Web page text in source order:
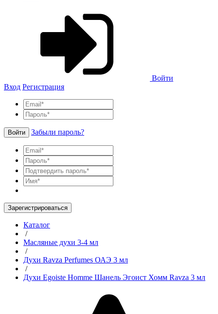
Войти
Вход Регистрация
Войти Забыли пароль?
Зарегистрироваться
Каталог
/
Масляные духи 3-4 мл
/
Духи Ravza Perfumes ОАЭ 3 мл
/
Духи Egoiste Homme Шанель Эгоист Хомм Ravza 3 мл